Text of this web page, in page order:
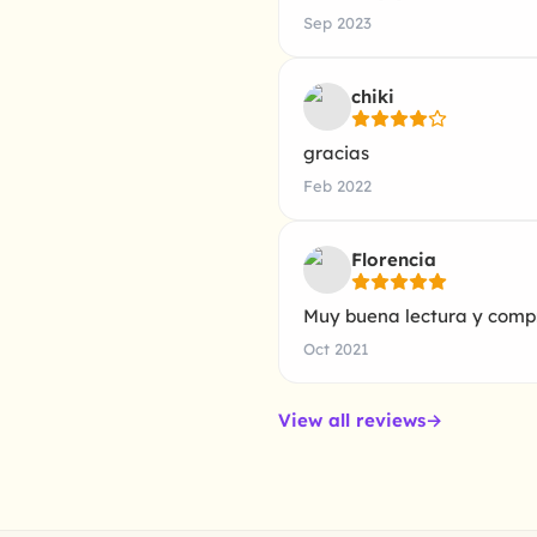
Sep 2023
chiki
gracias
Feb 2022
Florencia
Muy buena lectura y
Oct 2021
View all reviews→